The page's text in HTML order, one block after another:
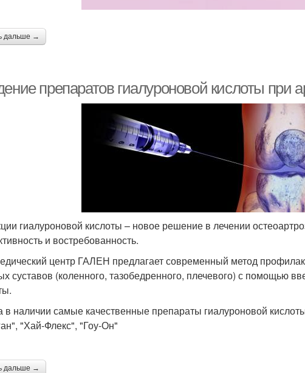
дальше →
препаратов гиалуроновой кислоты при
гиалуроновой кислоты – новое решение в лечении
и востребованность.
центр ГАЛЕН предлагает современный метод
суставов (коленного, тазобедренного, плечевого) с помощью
в наличии самые качественные препараты гиалуроновой
"Хай-Флекс", "Гоу-Он"
дальше →